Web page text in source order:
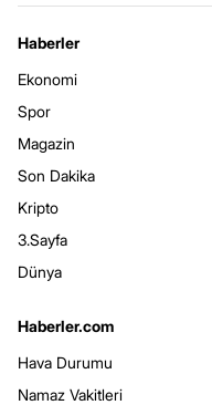
Haberler
Ekonomi
Spor
Magazin
Son Dakika
Kripto
3.Sayfa
Dünya
Haberler.com
Hava Durumu
Namaz Vakitleri